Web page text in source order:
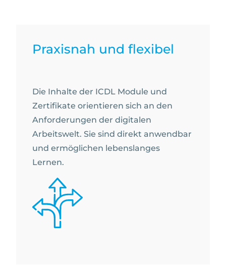
Praxisnah und flexibel
Die Inhalte der ICDL Module und
Zertifikate orientieren sich an den
Anforderungen der digitalen
Arbeitswelt. Sie sind direkt anwendbar
und ermöglichen lebenslanges
Lernen.